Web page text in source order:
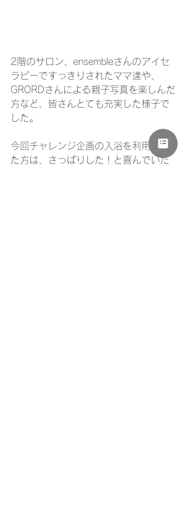
2階のサロン、ensembleさんのアイセ
ラピーですっきりされたママ達や、
GRORDさんによる親子写真を楽しんだ
方など、皆さんとても充実した様子で
した。
今回チャレンジ企画の入浴を利用され
た方は、さっぱりした！と喜んでいた